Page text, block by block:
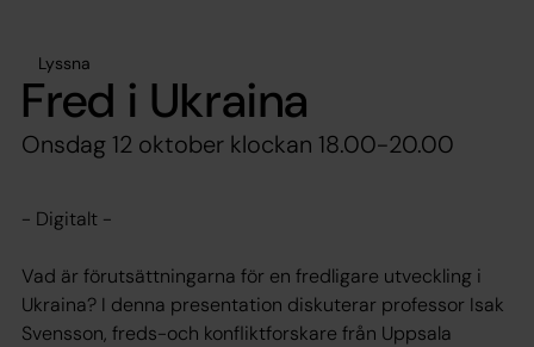
Lyssna
Fred i Ukraina
Onsdag 12 oktober klockan 18.00-20.00
- Digitalt -
Vad är förutsättningarna för en fredligare utveckling i
Ukraina? I denna presentation diskuterar professor Isak
Svensson, freds-och konfliktforskare från Uppsala